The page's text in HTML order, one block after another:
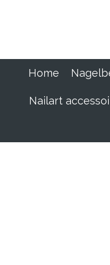
Home
Nailart